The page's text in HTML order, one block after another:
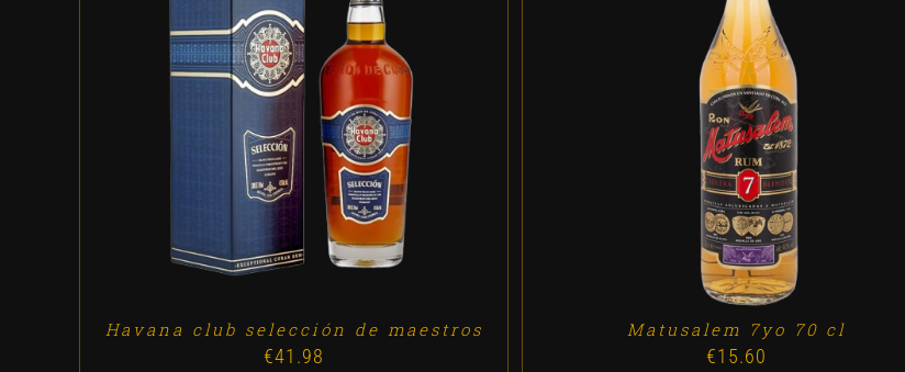
ADD TO CART / DETALLES
Havana club selección de maestros
€41.98
ADD TO CART / DETALLES
Matusalem 7yo 70 cl
€15.60